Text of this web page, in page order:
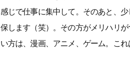
感じで仕事に集中して。そのあと、
保します（笑）。その方がメリハリ
い方は、漫画、アニメ、ゲーム。こ